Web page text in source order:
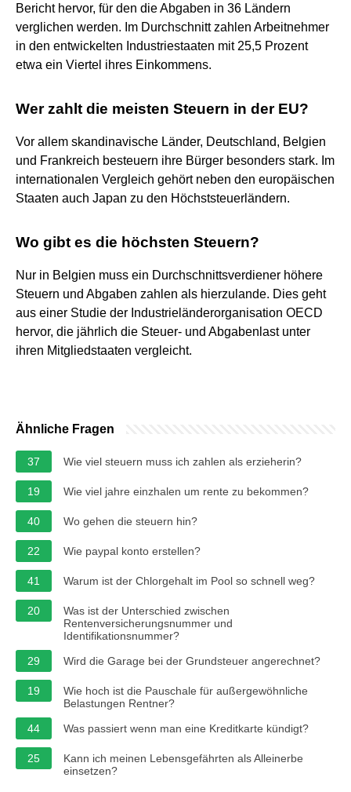
Bericht hervor, für den die Abgaben in 36 Ländern
verglichen werden. Im Durchschnitt zahlen Arbeitnehmer
in den entwickelten Industriestaaten mit 25,5 Prozent
etwa ein Viertel ihres Einkommens.
Wer zahlt die meisten Steuern in der EU?
Vor allem skandinavische Länder, Deutschland, Belgien
und Frankreich besteuern ihre Bürger besonders stark. Im
internationalen Vergleich gehört neben den europäischen
Staaten auch Japan zu den Höchststeuerländern.
Wo gibt es die höchsten Steuern?
Nur in Belgien muss ein Durchschnittsverdiener höhere
Steuern und Abgaben zahlen als hierzulande. Dies geht
aus einer Studie der Industrieländerorganisation OECD
hervor, die jährlich die Steuer- und Abgabenlast unter
ihren Mitgliedstaaten vergleicht.
Ähnliche Fragen
37 Wie viel steuern muss ich zahlen als erzieherin?
19 Wie viel jahre einzhalen um rente zu bekommen?
40 Wo gehen die steuern hin?
22 Wie paypal konto erstellen?
41 Warum ist der Chlorgehalt im Pool so schnell weg?
20
Was ist der Unterschied zwischen
Rentenversicherungsnummer und
Identifikationsnummer?
29
Wird die Garage bei der Grundsteuer angerechnet?
19
Wie hoch ist die Pauschale für außergewöhnliche
Belastungen Rentner?
44
Was passiert wenn man eine Kreditkarte kündigt?
25
Kann ich meinen Lebensgefährten als Alleinerbe
einsetzen?